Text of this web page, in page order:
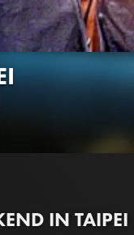
IN TAIPEI